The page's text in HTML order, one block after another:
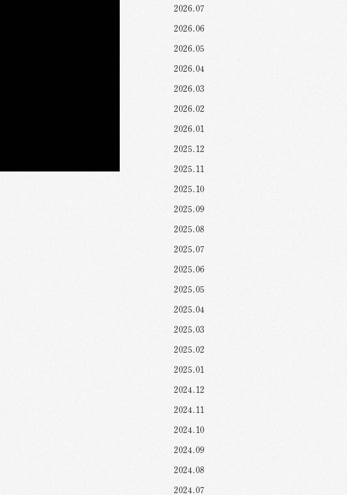
2026.07
2026.06
2026.05
2026.04
2026.03
2026.02
2026.01
2025.12
2025.11
2025.10
2025.09
2025.08
2025.07
2025.06
2025.05
2025.04
2025.03
2025.02
2025.01
2024.12
2024.11
2024.10
2024.09
2024.08
2024.07